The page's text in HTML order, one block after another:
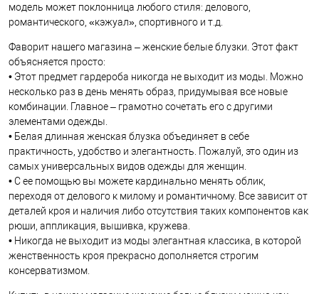
модель может поклонница любого стиля: делового,
романтического, «кэжуал», спортивного и т.д.
Фаворит нашего магазина – женские белые блузки. Этот факт
объясняется просто:
• Этот предмет гардероба никогда не выходит из моды. Можно
несколько раз в день менять образ, придумывая все новые
комбинации. Главное – грамотно сочетать его с другими
элементами одежды.
• Белая длинная женская блузка объединяет в себе
практичность, удобство и элегантность. Пожалуй, это один из
самых универсальных видов одежды для женщин.
• С ее помощью вы можете кардинально менять облик,
переходя от делового к милому и романтичному. Все зависит от
деталей кроя и наличия либо отсутствия таких компонентов как
рюши, аппликация, вышивка, кружева.
• Никогда не выходит из моды элегантная классика, в которой
женственность кроя прекрасно дополняется строгим
консерватизмом.